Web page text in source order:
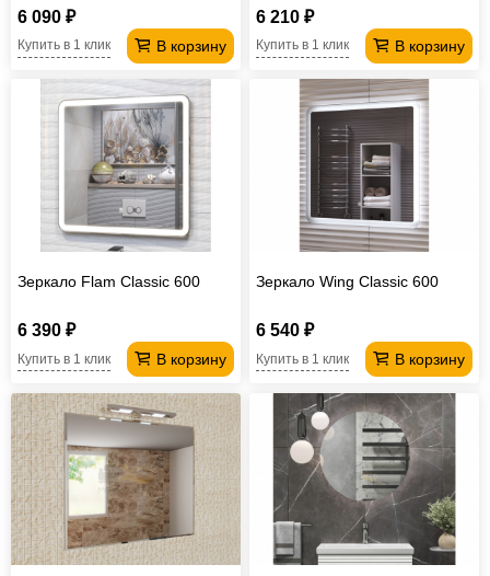
6 090 ₽
В корзину
Купить в 1 клик
6 210 ₽
В корзину
Купить в 1 клик
Зеркало Flam Classic 600
6 390 ₽
В корзину
Купить в 1 клик
Зеркало Wing Classic 600
6 540 ₽
В корзину
Купить в 1 клик